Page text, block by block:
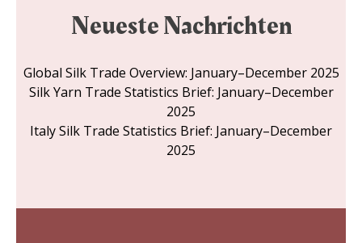
Neueste Nachrichten
Global Silk Trade Overview: January–December 2025
Silk Yarn Trade Statistics Brief: January–December
2025
Italy Silk Trade Statistics Brief: January–December
2025